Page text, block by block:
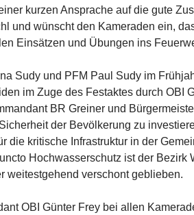
kurzen Ansprache auf die gute
und wünscht den Kameraden ein,
Einsätzen und Übungen ins
Sudy und PFM Paul Sudy im
im Zuge des Festaktes durch OBI
BR Greiner und
der Bevölkerung zu
die kritische Infrastruktur in der
Hochwasserschutz ist der Bezirk
weitestgehend verschont geblieben.
OBI Günter Frey bei allen